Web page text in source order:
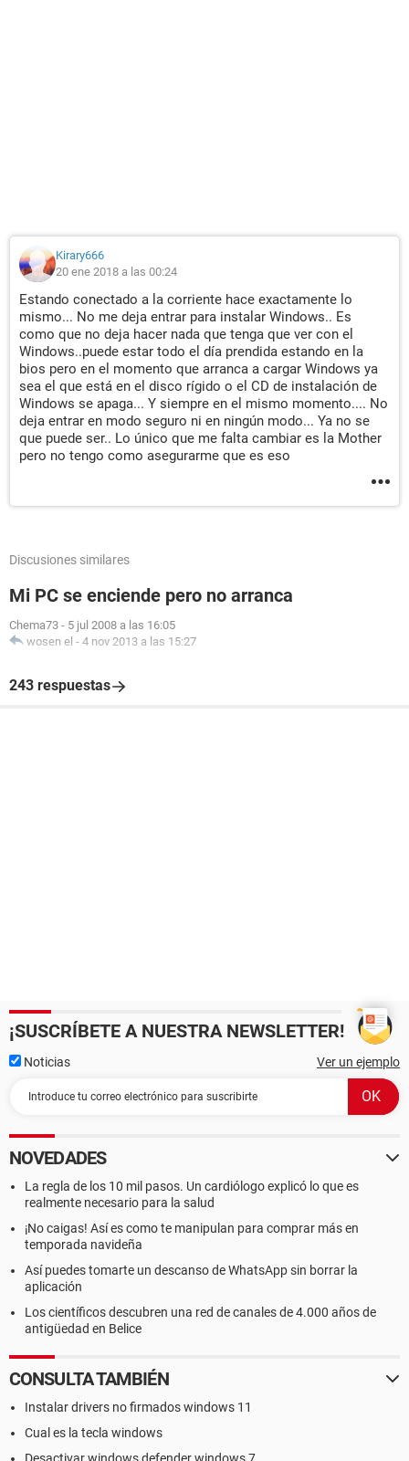
Kirary666
20 ene 2018 a las 00:24
Estando conectado a la corriente hace exactamente lo
mismo... No me deja entrar para instalar Windows.. Es
como que no deja hacer nada que tenga que ver con el
Windows..puede estar todo el día prendida estando en la
bios pero en el momento que arranca a cargar Windows ya
sea el que está en el disco rígido o el CD de instalación de
Windows se apaga... Y siempre en el mismo momento.... No
deja entrar en modo seguro ni en ningún modo... Ya no se
que puede ser.. Lo único que me falta cambiar es la Mother
pero no tengo como asegurarme que es eso
Discusiones similares
Mi PC se enciende pero no arranca
Chema73 - 5 jul 2008 a las 16:05
wosen el - 4 nov 2013 a las 15:27
243 respuestas
¡SUSCRÍBETE A NUESTRA NEWSLETTER!
Noticias Ver un ejemplo
NOVEDADES
La regla de los 10 mil pasos. Un cardiólogo explicó lo que es
realmente necesario para la salud
¡No caigas! Así es como te manipulan para comprar más en
temporada navideña
Así puedes tomarte un descanso de WhatsApp sin borrar la
aplicación
Los científicos descubren una red de canales de 4.000 años de
antigüedad en Belice
CONSULTA TAMBIÉN
Instalar drivers no firmados windows 11
Cual es la tecla windows